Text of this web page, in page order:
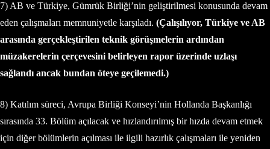
7) AB ve Türkiye, Gümrük Birliği’nin geliştirilmesi konusunda devam
eden çalışmaları memnuniyetle karşıladı. (Çalışılıyor, Türkiye ve AB
arasında gerçekleştirilen teknik görüşmelerin ardından
müzakerelerin çerçevesini belirleyen rapor üzerinde uzlaşı
sağlandı ancak bundan öteye geçilemedi.)
8) Katılım süreci, Avrupa Birliği Konseyi’nin Hollanda Başkanlığı
sırasında 33. Bölüm açılacak ve hızlandırılmış bir hızda devam etmek
için diğer bölümlerin açılması ile ilgili hazırlık çalışmaları ile yeniden